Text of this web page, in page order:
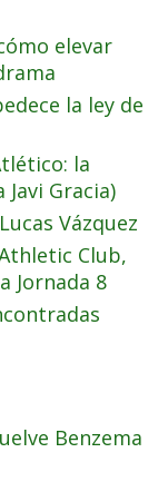
elevar
la ley de
la
Gracia)
Vázquez
Club,
Jornada 8
Benzema